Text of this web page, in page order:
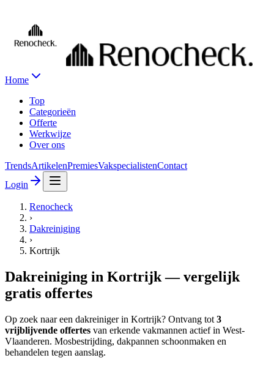
Home
Top
Categorieën
Offerte
Werkwijze
Over ons
TrendsArtikelenPremiesVakspecialistenContact
Login
Renocheck
›
Dakreiniging
›
Kortrijk
Dakreiniging in Kortrijk— vergelijk
gratis offertes
Op zoek naareen dakreinigerin Kortrijk? Ontvang tot 3
vrijblijvende offertes van erkende vakmannen actief in West-
Vlaanderen. Mosbestrijding, dakpannen schoonmaken en
behandelen tegen aanslag.